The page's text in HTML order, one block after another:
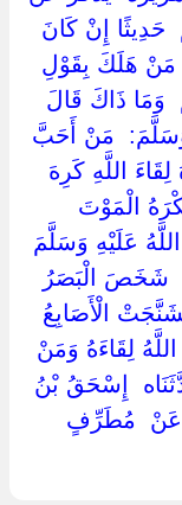
إِنْ كَانَ
مَنْ هَلَكَ بِقَوْلِ
‏وَمَا ذَاكَ قَالَ
وَسَلَّمَ: ‏ ‏مَنْ أَحَبَّ
اللَّهِ كَرِهَ
الْمَوْتَ
عَلَيْهِ وَسَلَّمَ
‏شَخَصَ الْبَصَرُ
الْأَصَابِعُ
لِقَاءَهُ وَمَنْ
‏إِسْحَقُ بْنُ
‏عَنْ ‏ ‏مُطَرِّفٍ